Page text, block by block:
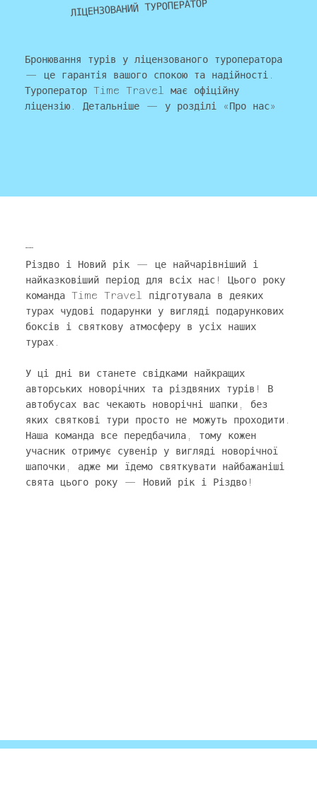
ЛІЦЕНЗОВАНИЙ ТУРОПЕРАТОР
Бронювання турів у ліцензованого туроператора
— це гарантія вашого спокою та надійності.
Туроператор Time Travel має офіційну
ліцензію. Детальніше — у розділі «Про нас»
Різдво і Новий рік — це найчарівніший і
найказковіший період для всіх нас! Цього року
команда Time Travel підготувала в деяких
турах чудові подарунки у вигляді подарункових
боксів і святкову атмосферу в усіх наших
турах.
У ці дні ви станете свідками найкращих
авторських новорічних та різдвяних турів! В
автобусах вас чекають новорічні шапки, без
яких святкові тури просто не можуть проходити.
Наша команда все передбачила, тому кожен
учасник отримує сувенір у вигляді новорічної
шапочки, адже ми їдемо святкувати найбажаніші
свята цього року — Новий рік і Різдво!